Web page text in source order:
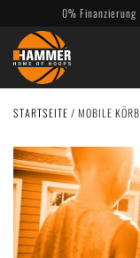
0% Finanzierung
STARTSEITE / MOBILE